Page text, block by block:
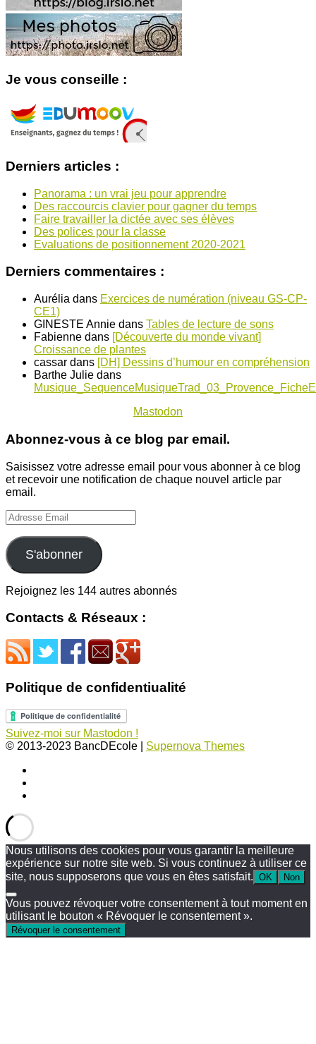
Je vous conseille :
Derniers articles :
Panorama : un vrai jeu pour apprendre
Des raccourcis clavier pour gagner du temps
Faire travailler la dictée avec ses élèves
Des polices pour la classe
Evaluations de positionnement 2020-2021
Derniers commentaires :
Aurélia dans Exercices de numération (niveau GS-CP-
CE1)
GINESTE Annie dans Tables de lecture de sons
Fabienne dans [Découverte du monde vivant]
Croissance de plantes
cassar dans [DH] Dessins d’humour en compréhension
Barthe Julie dans
Mastodon
Abonnez-vous à ce blog par email.
Saisissez votre adresse email pour vous abonner à ce blog
et recevoir une notification de chaque nouvel article par
email.
Adresse
Email
S'abonner
Rejoignez les 144 autres abonnés
Contacts & Réseaux :
Politique de confidentiualité
Suivez-moi sur Mastodon !
© 2013-2023 BancDEcole
Supernova Themes
Nous utilisons des cookies pour vous garantir la meilleure
expérience sur notre site web. Si vous continuez à utiliser ce
site, nous supposerons que vous en êtes satisfait. OK Non
Vous pouvez révoquer votre consentement à tout moment en
utilisant le bouton « Révoquer le consentement ».
Révoquer le consentement